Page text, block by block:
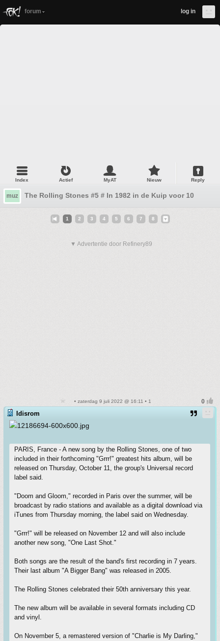
forum log in
Index Actief MyAT Nieuw Reply
muz The Rolling Stones #5 # In 1982 in de Kuip voor 10 euro
1 2 3 4 5 6 7 8
▼ Advertentie door Refinery89
• zaterdag 9 juli 2022 @ 16:11 • 1
Idisrom
PARIS, France - A new song by the Rolling Stones, one of two
included in their forthcoming "Grrr!" greatest hits album, will be
released on Thursday, October 11, the group's Universal record
label said.
"Doom and Gloom," recorded in Paris over the summer, will be
broadcast by radio stations and available as a digital download via
iTunes from Thursday morning, the label said on Wednesday.
"Grrr!" will be released on November 12 and will also include
another new song, "One Last Shot."
Both songs are the result of the band's first recording in 7 years.
Their last album "A Bigger Bang" was released in 2005.
The Rolling Stones celebrated their 50th anniversary this year.
The new album will be available in several formats including CD
and vinyl.
On November 5, a remastered version of "Charlie is My Darling,"